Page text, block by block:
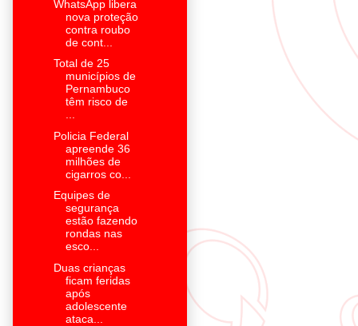
WhatsApp libera
nova proteção
contra roubo
de cont...
Total de 25
municípios de
Pernambuco
têm risco de
...
Policia Federal
apreende 36
milhões de
cigarros co...
Equipes de
segurança
estão fazendo
rondas nas
esco...
Duas crianças
ficam feridas
após
adolescente
ataca...